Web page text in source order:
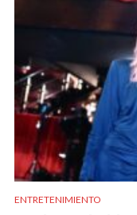
ENTRETENIMIENTO